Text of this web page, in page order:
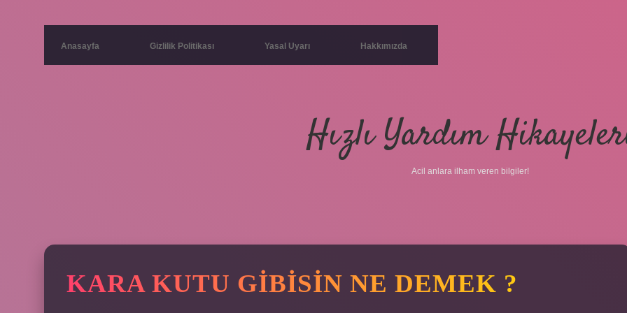
Anasayfa Gizlilik Politikası Yasal Uyarı Hakkımızda
Hızlı Yardım
Acil anlara ilham veren bilgiler!
KARA KUTU GIBISIN NE DEMEK ?